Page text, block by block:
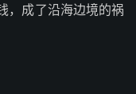
，成了沿海边境的祸